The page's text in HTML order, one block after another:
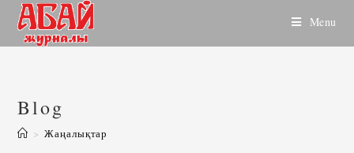
Skip
content
Menu
Blog
> Жаңалықтар